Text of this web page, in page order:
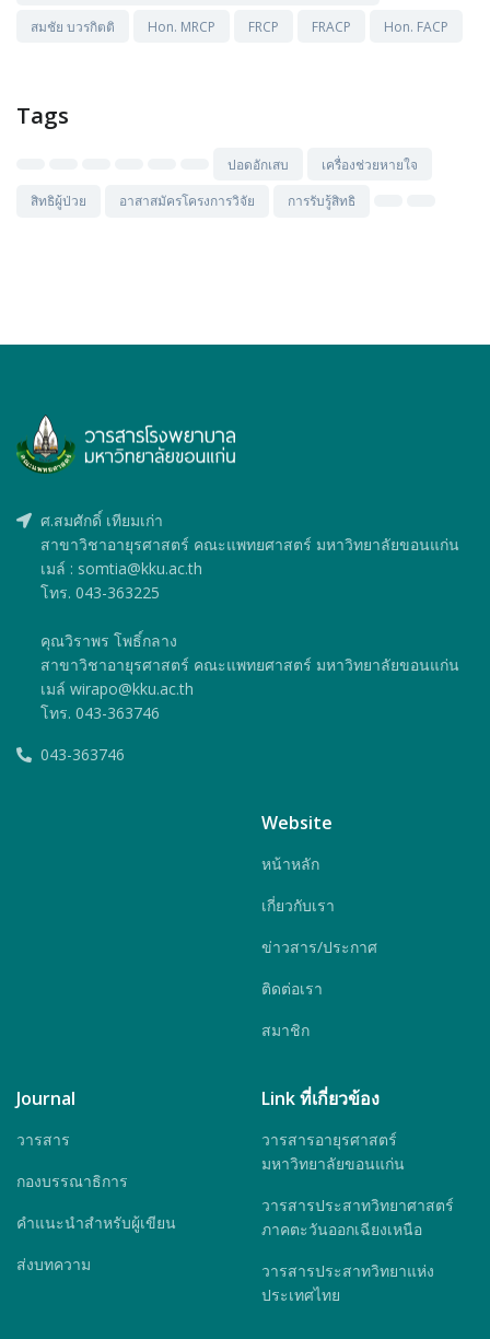
สมชัย บวรกิตติ
Hon. MRCP FRCP FRACP Hon. FACP
Tags
ปอดอักเสบ
เครื่องช่วยหายใจ
สิทธิผู้ป่วย
อาสาสมัครโครงการวิจัย การรับรู้สิทธิ
ศ.สมศักดิ์ เทียมเก่า
สาขาวิชาอายุรศาสตร์ คณะแพทยศาสตร์ มหาวิทยาลัยขอนแก่น
เมล์ : somtia@kku.ac.th
โทร. 043-363225
คุณวิราพร โพธิ์กลาง
สาขาวิชาอายุรศาสตร์ คณะแพทยศาสตร์ มหาวิทยาลัยขอนแก่น
เมล์ wirapo@kku.ac.th
โทร. 043-363746
043-363746
Website
หน้าหลัก
เกี่ยวกับเรา
ข่าวสาร/ประกาศ
ติดต่อเรา
สมาชิก
Journal
วารสาร
กองบรรณาธิการ
คำแนะนำสำหรับผู้เขียน
ส่งบทความ
Link ที่เกี่ยวข้อง
วารสารอายุรศาสตร์
มหาวิทยาลัยขอนแก่น
วารสารประสาทวิทยาศาสตร์
ภาคตะวันออกเฉียงเหนือ
วารสารประสาทวิทยาแห่ง
ประเทศไทย